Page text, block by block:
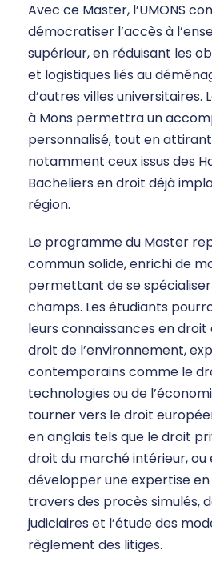
Avec ce Master, l’UMONS
démocratiser l’accès à
supérieur, en réduisant les
et logistiques liés au
d’autres villes universitaires.
à Mons permettra un
personnalisé, tout en
notamment ceux issus des
Bacheliers en droit déjà
région.
Le programme du Master
commun solide, enrichi de
permettant de se
champs. Les étudiants
leurs connaissances en droit
droit de l’environnement,
contemporains comme le
technologies ou de
tourner vers le droit
en anglais tels que le droit
droit du marché intérieur, ou
développer une expertise
travers des procès simulés,
judiciaires et l’étude des
règlement des litiges.